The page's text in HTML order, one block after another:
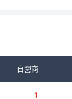
自營商
1